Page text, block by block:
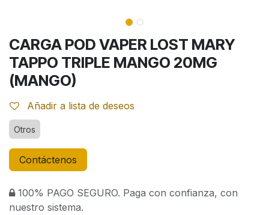
CARGA POD VAPER LOST MARY
TAPPO TRIPLE MANGO 20MG
(MANGO)
Añadir a lista de deseos
Otros
Contáctenos
100% PAGO SEGURO. Paga con confianza, con
nuestro sistema.